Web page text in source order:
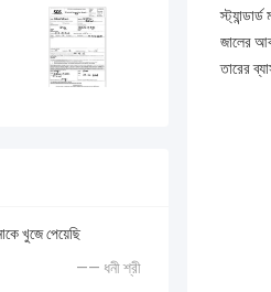
খুজে পেয়েছি
—— ধনী শ্রী
জালের
তারের